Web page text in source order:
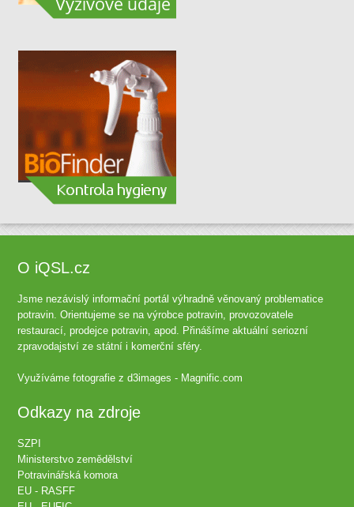
O iQSL.cz
Jsme nezávislý informační portál výhradně věnovaný problematice
potravin. Orientujeme se na výrobce potravin, provozovatele
restaurací, prodejce potravin, apod. Přinášíme aktuální seriozní
zpravodajství ze státní i komerční sféry.
Využíváme fotografie zd3images - Magnific.com
Odkazy na zdroje
SZPI
Ministerstvo zemědělství
Potravinářská komora
EU - RASFF